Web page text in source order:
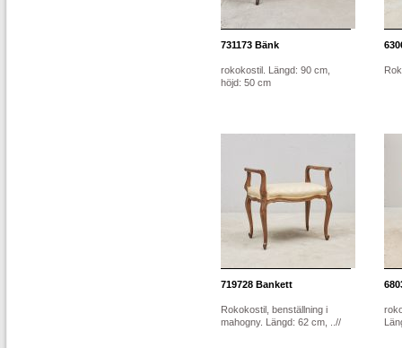
731173 Bänk
rokokostil. Längd: 90 cm,
höjd: 50 cm
719728 Bankett
Rokokostil, benställning i
mahogny. Längd: 62 cm, ..//